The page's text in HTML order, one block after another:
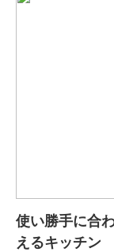
使い勝手に合
えるキッチン